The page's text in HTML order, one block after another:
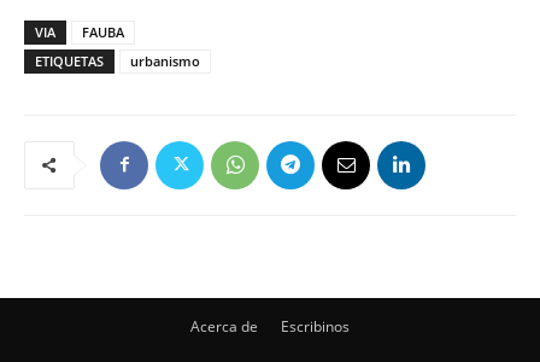
VIA
FAUBA
ETIQUETAS
urbanismo
Acerca de Escribinos